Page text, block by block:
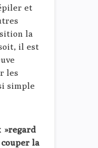
et
la
il est
les
simple
»regard
couper la